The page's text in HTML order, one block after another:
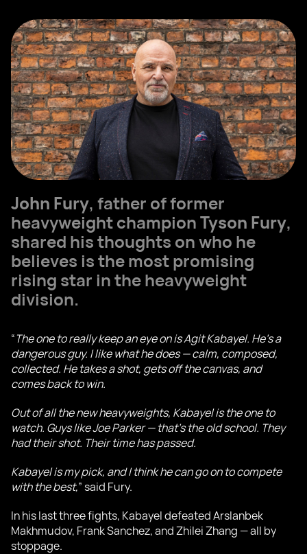
John Fury, father of former
heavyweight championTyson Fury,
shared his thoughts on who he
believes is the most promising
rising star in the heavyweight
division.
“The one to really keep an eye on is Agit Kabayel. He’s a
dangerous guy. I like what he does — calm, composed,
collected. He takes a shot, gets off the canvas, and
comes back to win.
Out of all the new heavyweights, Kabayel is the one to
watch. Guys like Joe Parker — that’s the old school. They
had their shot. Their time has passed.
Kabayel is my pick, and I think he can go on to compete
with the best,” said Fury.
In his last three fights, Kabayel defeated Arslanbek
Makhmudov, Frank Sanchez, and Zhilei Zhang — all by
stoppage.